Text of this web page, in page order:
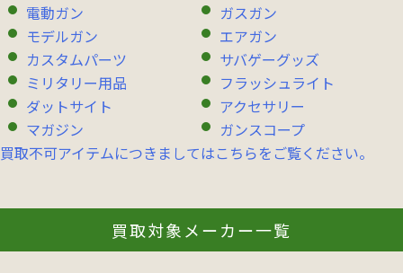
電動ガン
ガスガン
モデルガン
エアガン
カスタムパーツ
サバゲーグッズ
ミリタリー用品
フラッシュライト
ダットサイト
アクセサリー
マガジン
ガンスコープ
買取不可アイテムにつきましてはこちらをご覧ください。
買取対象メーカー一覧